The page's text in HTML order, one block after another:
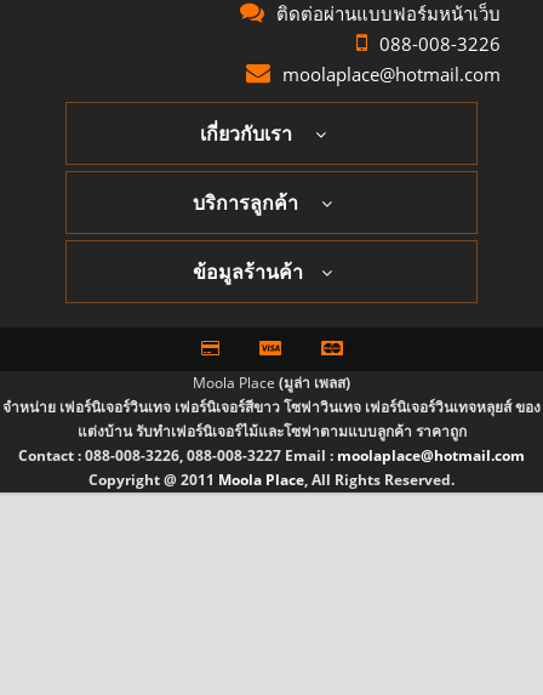
ติดต่อผ่านแบบฟอร์มหน้าเว็บ
088-008-3226
moolaplace@hotmail.com
เกี่ยวกับเรา
บริการลูกค้า
ข้อมูลร้านค้า
Moola Place (มูล่า เพลส)
จำหน่าย เฟอร์นิเจอร์วินเทจ เฟอร์นิเจอร์สีขาว โซฟาวินเทจ เฟอร์นิเจอร์วินเทจหลุยส์ ของ
แต่งบ้าน รับทำเฟอร์นิเจอร์ไม้และโซฟาตามแบบลูกค้า ราคาถูก
Contact :088-008-3226, 088-008-3227 Email : moolaplace@hotmail.com
Copyright @ 2011 Moola Place, All Rights Reserved.